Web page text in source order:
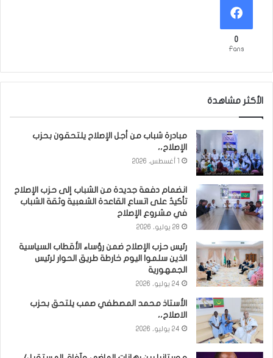
0
Fans
الأكثر مشاهدة
مبادرة شباب من أجل الإصلاح يلتحقون بحزب
الإصلاح،،
انضمام دفعة جديدة من الشباب إلى حزب الإصلاح
تأكيدٌ على اتساع القاعدة الشعبية وثقة الشباب
في مشروع الإصلاح
28 يوليو، 2026
رئيس حزب الإصلاح ضمن رؤساء الأقطاب السياسية
الذين سلموا اليوم خارطة طريق الحوار لرئيس
الجمهورية
24 يوليو، 2026
الأستاذ محمد المصطفي صمب يلتحق بحزب
الاصلاح،،
24 يوليو، 2026